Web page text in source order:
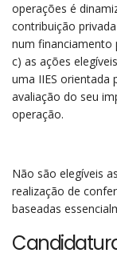
operações é
contribuição
num financiamento
c) as ações
uma IIES orientada
avaliação do seu
operação.
Não são elegíveis
realização de
baseadas